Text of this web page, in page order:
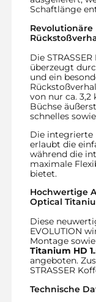
Schaftlänge
Die
überzeugt
und ein
von nur ca.
Büchse
schnelles
Die integrierte
erlaubt die
während die
maximale
bietet.
Hochwertige
Optical
Diese
EVOLUTION
Montage
Titanium HD
angeboten.
STRASSER
Technische